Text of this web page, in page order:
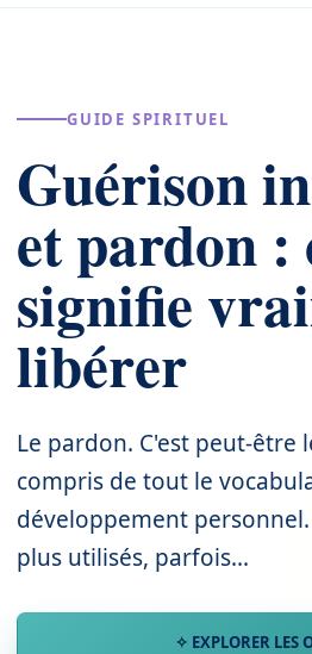
GUIDE SPIRITUEL
Guérison
et pardon :
signifie
libérer
Le pardon. C'est peut-être
compris de tout le
développement
plus utilisés, parfois...
✧ EXPLORER LES